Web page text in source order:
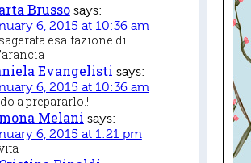
Brusso says:
6, 2015 at 10:36 am
esaltazione di
Evangelisti says:
6, 2015 at 10:36 am
a prepararlo.!!
Melani says:
6, 2015 at 1:21 pm